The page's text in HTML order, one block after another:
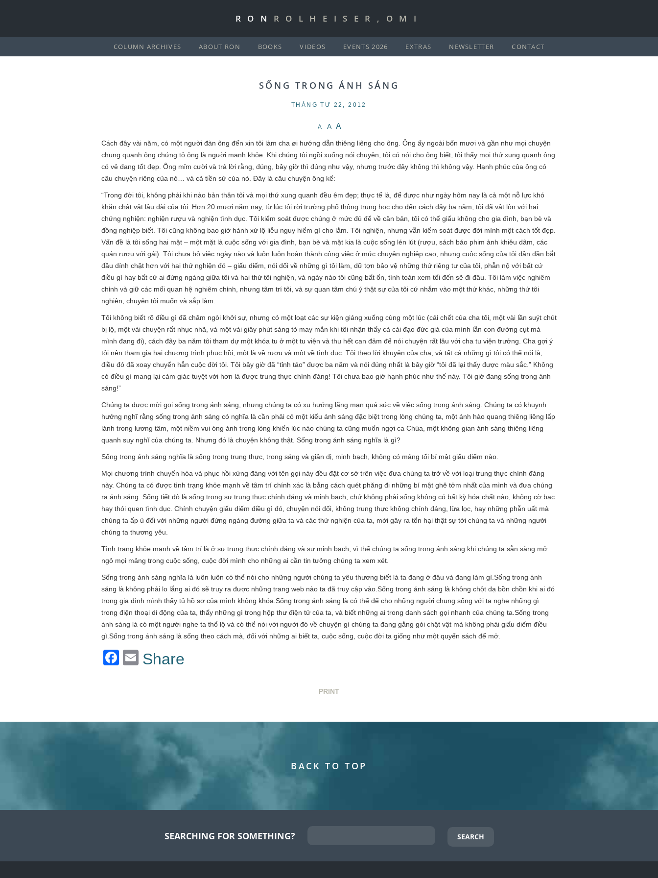
RON ROLHEISER,OMI
COLUMN ARCHIVES ABOUT RON BOOKS VIDEOS EVENTS 2026 EXTRAS NEWSLETTER CONTACT
SỐNG TRONG ÁNH SÁNG
THÁNG TƯ 22, 2012
A A A
Cách đây vài năm, có một người đàn ông đến xin tôi làm cha øi hướng dẫn thiêng liêng cho ông. Ông ấy ngoài bốn mươi và gần như mọi chuyện
chung quanh ông chứng tỏ ông là người mạnh khỏe. Khi chúng tôi ngồi xuống nói chuyện, tôi có nói cho ông biết, tôi thấy mọi thứ xung quanh ông
có vẻ đang tốt đẹp. Ông mỉm cười và trả lời rằng, đúng, bây giờ thì đúng như vậy, nhưng trước đây không thì không vậy. Hạnh phúc của ông có
câu chuyện riêng của nó… và cả tiền sử của nó. Đây là câu chuyện ông kể:
“Trong đời tôi, không phải khi nào bản thân tôi và mọi thứ xung quanh đều êm đẹp; thực tế là, để được như ngày hôm nay là cả một nỗ lực khó
khăn chật vật lâu dài của tôi. Hơn 20 mươi năm nay, từ lúc tôi rời trường phổ thông trung học cho đến cách đây ba năm, tôi đã vật lộn với hai
chứng nghiện: nghiện rượu và nghiện tình dục. Tôi kiểm soát được chúng ở mức đủ để về căn bản, tôi có thể giấu không cho gia đình, bạn bè và
đồng nghiệp biết. Tôi cũng không bao giờ hành xử lộ liễu nguy hiểm gì cho lắm. Tôi nghiện, nhưng vẫn kiểm soát được đời mình một cách tốt đẹp.
Vấn đề là tôi sống hai mặt – một mặt là cuộc sống với gia đình, bạn bè và mặt kia là cuộc sống lén lút (rượu, sách báo phim ảnh khiêu dâm, các
quán rượu với gái). Tôi chưa bỏ việc ngày nào và luôn luôn hoàn thành công việc ở mức chuyên nghiệp cao, nhưng cuộc sống của tôi dần dần bắt
đầu dính chặt hơn với hai thứ nghiện đó – giấu diếm, nói dối về những gì tôi làm, dữ tợn bảo vệ những thứ riêng tư của tôi, phẫn nộ với bất cứ
điều gì hay bất cứ ai đứng ngáng giữa tôi và hai thứ tôi nghiện, và ngày nào tôi cũng bất ổn, tính toán xem tối đến sẽ đi đâu. Tôi làm việc nghiêm
chỉnh và giữ các mối quan hệ nghiêm chỉnh, nhưng tâm trí tôi, và sự quan tâm chú ý thật sự của tôi cứ nhắm vào một thứ khác, những thứ tôi
nghiện, chuyện tôi muốn và sắp làm.
Tôi không biết rõ điều gì đã châm ngòi khởi sự, nhưng có một loạt các sự kiện giáng xuống cùng một lúc (cái chết của cha tôi, một vài lần suýt chút
bị lộ, một vài chuyện rất nhục nhã, và một vài giây phút sáng tỏ may mắn khi tôi nhận thấy cả cái đạo đức giả của mình lẫn con đường cụt mà
mình đang đi), cách đây ba năm tôi tham dự một khóa tu ở một tu viện và thu hết can đảm để nói chuyện rất lâu với cha tu viện trưởng. Cha gợi ý
tôi nên tham gia hai chương trình phục hồi, một là về rượu và một về tình dục. Tôi theo lời khuyên của cha, và tất cả những gì tôi có thể nói là,
điều đó đã xoay chuyển hẳn cuộc đời tôi. Tôi bây giờ đã “tỉnh táo” được ba năm và nói đúng nhất là bây giờ “tôi đã lại thấy được màu sắc.” Không
có điều gì mang lại cảm giác tuyệt vời hơn là được trung thực chính đáng! Tôi chưa bao giờ hạnh phúc như thế này. Tôi giờ đang sống trong ánh
sáng!”
Chúng ta được mời gọi sống trong ánh sáng, nhưng chúng ta có xu hướng lãng mạn quá sức về việc sống trong ánh sáng. Chúng ta có khuynh
hướng nghĩ rằng sống trong ánh sáng có nghĩa là cần phải có một kiểu ánh sáng đặc biệt trong lòng chúng ta, một ánh hào quang thiêng liêng lấp
lánh trong lương tâm, một niềm vui óng ánh trong lòng khiến lúc nào chúng ta cũng muốn ngợi ca Chúa, một không gian ánh sáng thiêng liêng
quanh suy nghĩ của chúng ta. Nhưng đó là chuyện không thật. Sống trong ánh sáng nghĩa là gì?
Sống trong ánh sáng nghĩa là sống trong trung thực, trong sáng và giản dị, minh bạch, không có mảng tối bí mật giấu diếm nào.
Mọi chương trình chuyển hóa và phục hồi xứng đáng với tên gọi này đều đặt cơ sở trên việc đưa chúng ta trở về với loại trung thực chính đáng
này. Chúng ta có được tình trạng khỏe mạnh về tâm trí chính xác là bằng cách quét phăng đi những bí mật ghê tởm nhất của mình và đưa chúng
ra ánh sáng. Sống tiết độ là sống trong sự trung thực chính đáng và minh bạch, chứ không phải sống không có bất kỳ hóa chất nào, không cờ bạc
hay thói quen tình dục. Chính chuyện giấu diếm điều gì đó, chuyện nói dối, không trung thực không chính đáng, lừa lọc, hay những phẫn uất mà
chúng ta ấp ủ đối với những người đứng ngáng đường giữa ta và các thứ nghiện của ta, mới gây ra tổn hại thật sự tới chúng ta và những người
chúng ta thương yêu.
Tình trạng khỏe mạnh về tâm trí là ở sự trung thực chính đáng và sự minh bạch, vì thế chúng ta sống trong ánh sáng khi chúng ta sẵn sàng mở
ngỏ mọi mảng trong cuộc sống, cuộc đời mình cho những ai cần tin tưởng chúng ta xem xét.
Sống trong ánh sáng nghĩa là luôn luôn có thể nói cho những người chúng ta yêu thương biết là ta đang ở đâu và đang làm gì.Sống trong ánh
sáng là không phải lo lắng ai đó sẽ truy ra được những trang web nào ta đã truy cập vào.Sống trong ánh sáng là không chột dạ bồn chồn khi ai đó
trong gia đình mình thấy tủ hồ sơ của mình không khóa.Sống trong ánh sáng là có thể để cho những người chung sống với ta nghe những gì
trong điện thoại di động của ta, thấy những gì trong hộp thư điện tử của ta, và biết những ai trong danh sách gọi nhanh của chúng ta.Sống trong
ánh sáng là có một người nghe ta thổ lộ và có thể nói với người đó về chuyện gì chúng ta đang gắng gỏi chật vật mà không phải giấu diếm điều
gì.Sống trong ánh sáng là sống theo cách mà, đối với những ai biết ta, cuộc sống, cuộc đời ta giống như một quyển sách để mở.
Facebook
Email
Share
PRINT
BACK TO TOP
SEARCHING FOR SOMETHING?